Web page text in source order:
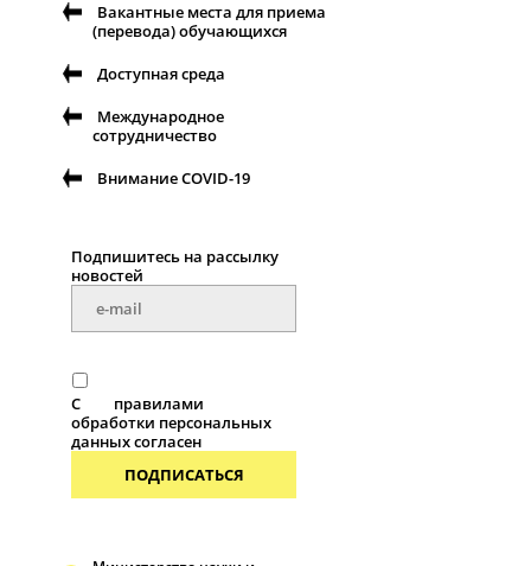
Вакантные места для приема
(перевода) обучающихся
Доступная среда
Международное
сотрудничество
Внимание COVID-19
Подпишитесь на рассылку
новостей
С
правилами
обработки персональных
данных согласен
ПОДПИСАТЬСЯ